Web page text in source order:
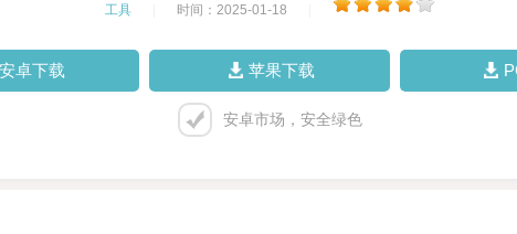
工具 时间：2025-01-18
安卓下载 苹果下载
安卓市场，安全绿色